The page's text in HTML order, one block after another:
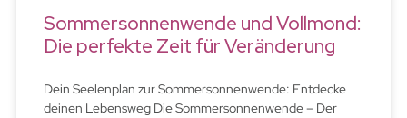
Sommersonnenwende und Vollmond:
Die perfekte Zeit für Veränderung
Dein Seelenplan zur Sommersonnenwende: Entdecke
deinen Lebensweg Die Sommersonnenwende – Der